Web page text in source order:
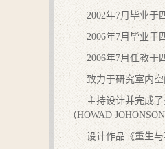
2002年7月毕业于
2006年7月毕业于
2006年7月任教于
致力于研究室内
主持设计并完成
（HOWAD
设计作品《重生